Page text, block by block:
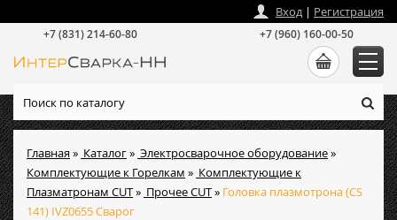
Главная» Каталог» Электросварочное оборудование»
Комплектующие к Горелкам » Комплектующие к
Плазматронам CUT» Прочее CUT» Головка плазмотрона (CS
141) IVZ0655 Сварог
Вход| Регистрация
+7 (831) 214-60-80 +7 (960) 160-00-50